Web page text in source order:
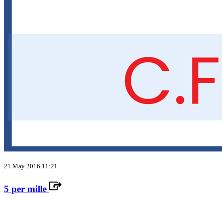
21 May 2016 11:21
5 per mille